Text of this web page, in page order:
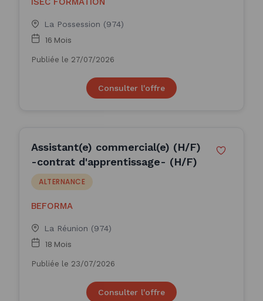
La Possession (974)
16 Mois
Publiée le 27/07/2026
Consulter l'offre
Assistant(e) commercial(e) (H/F)
-contrat d'apprentissage- (H/F)
ALTERNANCE
BEFORMA
La Réunion (974)
18 Mois
Publiée le 23/07/2026
Consulter l'offre